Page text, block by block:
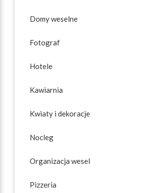
Domy weselne
Fotograf
Hotele
Kawiarnia
Kwiaty i dekoracje
Nocleg
Organizacja wesel
Pizzeria